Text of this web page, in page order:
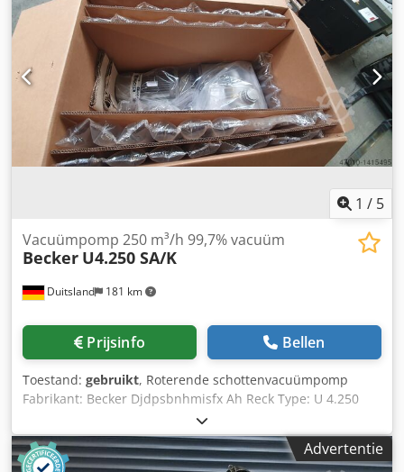
1 / 5
Duitsland 181 km
Vacuümpomp 250 m³/h 99,7% vacuüm
Becker U4.250 SA/K
Prijsinfo Bellen
Toestand: gebruikt, Roterende schottenvacuümpomp
Fabrikant: Becker Djdpsbnhmisfx Ah Reck Type: U 4.250
SA/K Motor: DS 400V Zuigcapaciteit: 250m³/h Uiterste druk:
3 mbar (abs.) Status: zeer goede staat. Gereviseerd
Olievulling: minerale olie Garantie: 12 maanden Levertijd:
Advertentie